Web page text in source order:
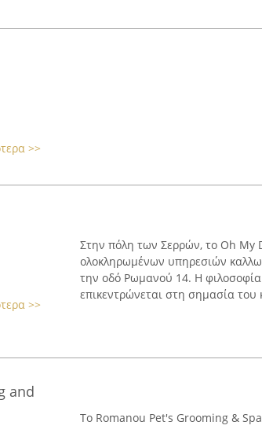
>>
>>
Στην πόλη των Σερρών, το Oh My
ολοκληρωμένων υπηρεσιών
την οδό Ρωμανού 14. Η
επικεντρώνεται στη σημασία
and
Το Romanou Pet's Grooming &